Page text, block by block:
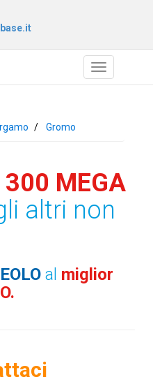
Gromo
300 MEGA
altri non
EOLO al miglior